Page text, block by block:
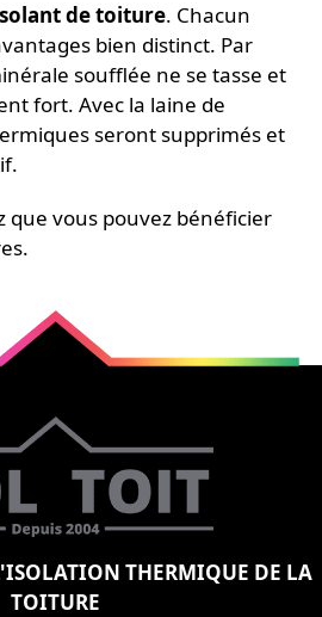
de toiture. Chacun
bien distinct. Par
soufflée ne se tasse et
fort. Avec la laine de
seront supprimés et
que vous pouvez bénéficier
THERMIQUE DE LA
TOITURE